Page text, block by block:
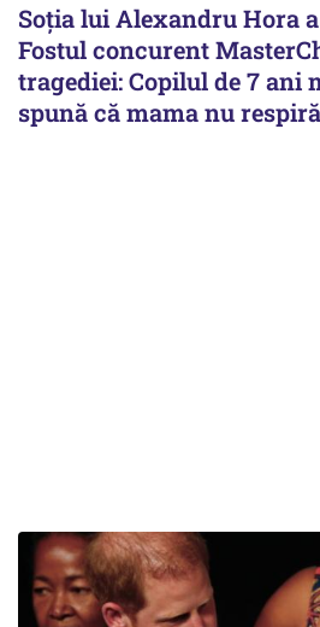
Soția lui Alexandru Hora
Fostul concurent
tragediei: Copilul de 7 ani
spună că mama nu respiră